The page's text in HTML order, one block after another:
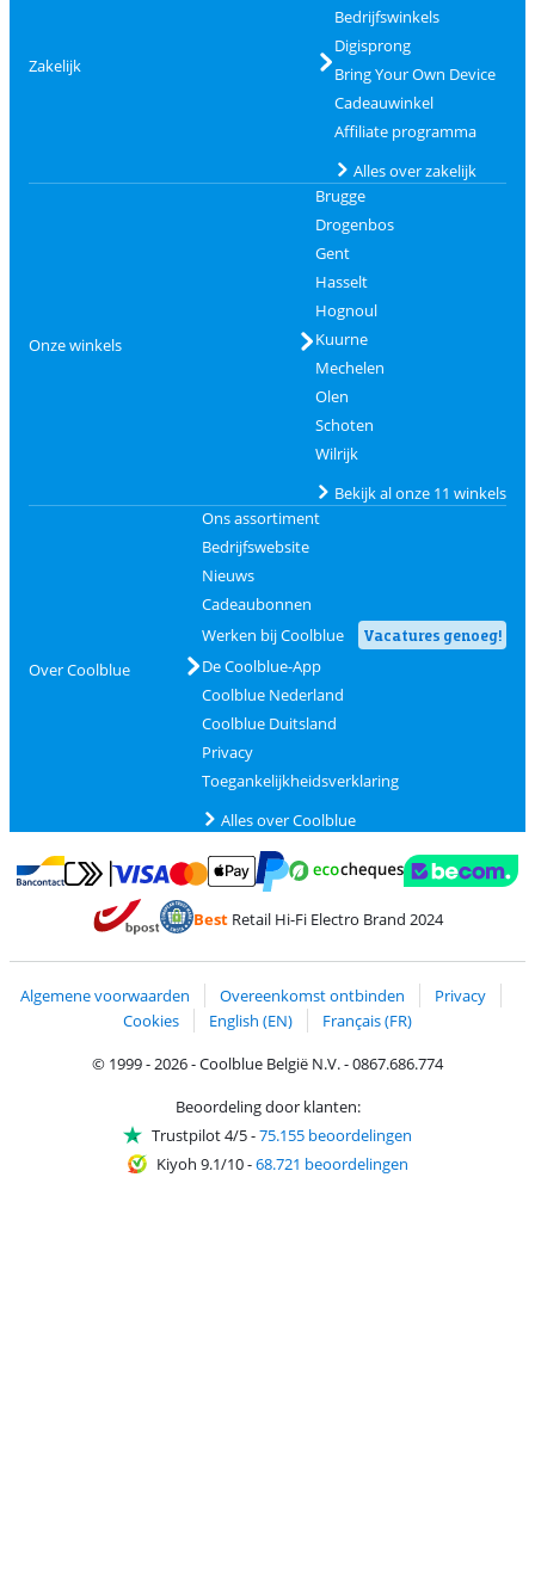
Zakelijk
Bedrijfswinkels
Digisprong
Bring Your Own Device
Cadeauwinkel
Affiliate programma
Alles over zakelijk
Onze winkels
Brugge
Drogenbos
Gent
Hasselt
Hognoul
Kuurne
Mechelen
Olen
Schoten
Wilrijk
Bekijk al onze 11 winkels
Over Coolblue
Ons assortiment
Bedrijfswebsite
Nieuws
Cadeaubonnen
Werken bij Coolblue
Vacatures genoeg!
De Coolblue-App
Coolblue Nederland
Coolblue Duitsland
Privacy
Toegankelijkheidsverklaring
Alles over Coolblue
Betalen met Bancontact
Betalen met MasterCard en Visa via ClickToPay
Betalen met PayPal
BestRetail Hi-Fi Electro Brand 2024
Algemene voorwaarden Overeenkomst ontbinden
Privacy
Cookies
English (EN)
Français (FR)
© 1999 - 2026 - Coolblue België N.V. - 0867.686.774
Beoordeling door klanten:
Trustpilot 4/5-75.155 beoordelingen
Kiyoh 9.1/10-68.721 beoordelingen